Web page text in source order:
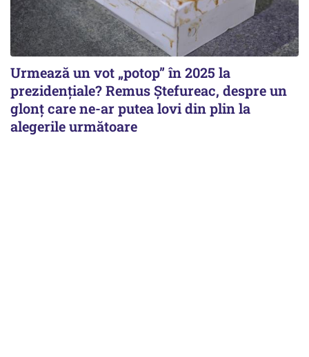
Urmează un vot „potop” în 2025 la
prezidențiale? Remus Ștefureac, despre un
glonț care ne-ar putea lovi din plin la
alegerile următoare